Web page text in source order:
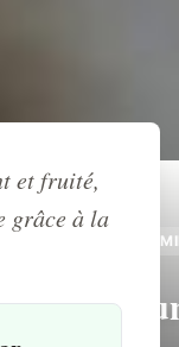
:
et fruité,
grâce à la